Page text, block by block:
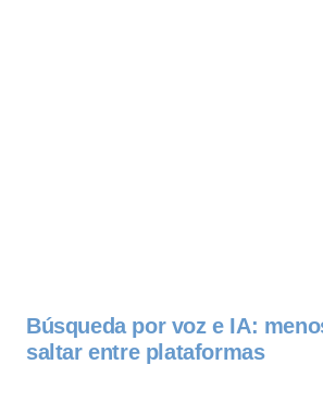
Búsqueda por voz e IA:
saltar entre plataformas